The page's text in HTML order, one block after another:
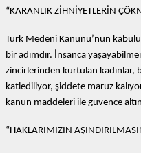
“KARANLIK ZİHNİYETLERİN
Türk Medeni Kanunu’nun
bir adımdır. İnsanca
zincirlerinden kurtulan kadınlar,
katlediliyor, şiddete maruz
kanun maddeleri ile güvence
“HAKLARIMIZIN